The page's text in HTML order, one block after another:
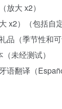
放大 x2）
x2）（包括自
品（季节性和可
未经测试）
语翻译（